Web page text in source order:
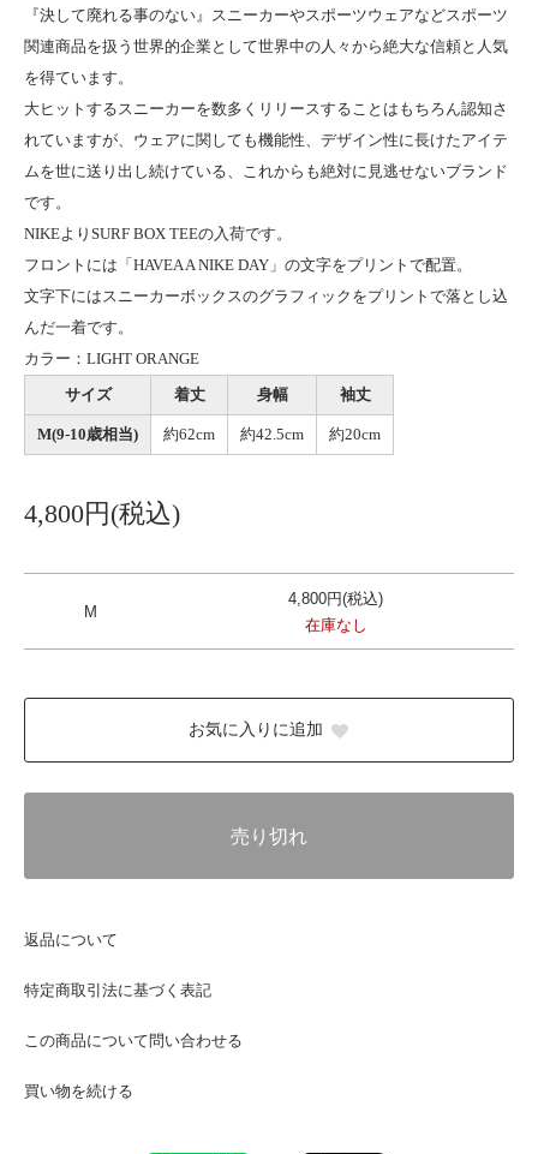
『決して廃れる事のない』スニーカーやスポーツウェアなどスポーツ
関連商品を扱う世界的企業として世界中の人々から絶大な信頼と人気
を得ています。
大ヒットするスニーカーを数多くリリースすることはもちろん認知さ
れていますが、ウェアに関しても機能性、デザイン性に長けたアイテ
ムを世に送り出し続けている、これからも絶対に見逃せないブランド
です。
NIKEよりSURF BOX TEEの入荷です。
フロントには「HAVEA A NIKE DAY」の文字をプリントで配置。
文字下にはスニーカーボックスのグラフィックをプリントで落とし込
んだ一着です。
カラー：LIGHT ORANGE
サイズ
着丈 身幅 袖丈
M(9-10歳相当) 約62cm 約42.5cm 約20cm
4,800円(税込)
M
4,800円(税込)
在庫なし
お気に入りに追加
売り切れ
返品について
特定商取引法に基づく表記
この商品について問い合わせる
買い物を続ける